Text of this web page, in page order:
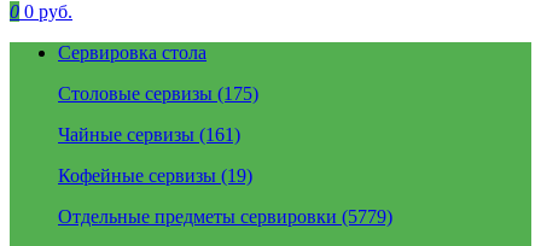
0 0 руб.
Сервировка стола
Столовые сервизы (175)
Чайные сервизы (161)
Кофейные сервизы (19)
Отдельные предметы сервировки (5779)